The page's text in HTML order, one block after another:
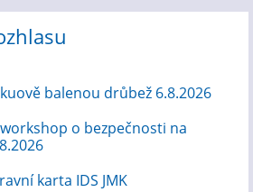
balenou drůbež 6.8.2026
o bezpečnosti na
karta IDS JMK